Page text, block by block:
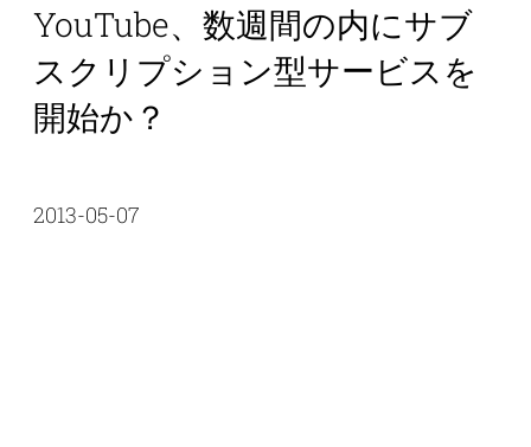
YouTube、数週間の内にサブ
スクリプション型サービスを
開始か？
2013-05-07